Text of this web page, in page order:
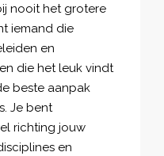
nooit het grotere
iemand die
en
die het leuk vindt
beste aanpak
Je bent
richting jouw
en